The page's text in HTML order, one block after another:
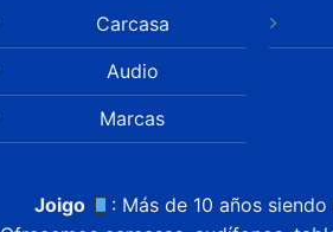
Carcasa
Audio
Marcas
Joigo
: Más de 10 años